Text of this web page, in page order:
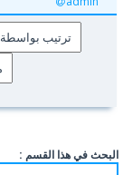
البحث في هذا القسم :